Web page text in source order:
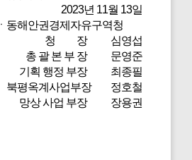
2023년 11월 13일
ㆍ동해안권경제자유구역청
청 장 심영섭
총 괄 본 부 장 문영준
기획 행정 부장 최종필
북평옥계사업부장 정호철
망상 사업 부장 장용권